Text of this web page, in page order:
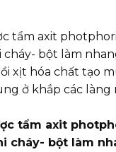
tẩm axit
cháy- bột làm
xịt hóa chất tạo
ở khắp các làng
tẩm axit
cháy- bột làm